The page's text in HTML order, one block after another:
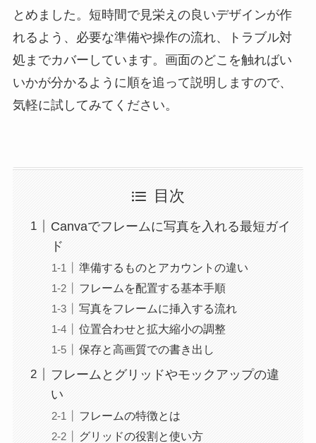
とめました。短時間で見栄えの良いデザインが作
れるよう、必要な準備や操作の流れ、トラブル対
処までカバーしています。画面のどこを触ればい
いかが分かるように順を追って説明しますので、
気軽に試してみてください。
目次
Canvaでフレームに写真を入れる最短ガイ
ド
準備するものとアカウントの違い
フレームを配置する基本手順
写真をフレームに挿入する流れ
位置合わせと拡大縮小の調整
保存と高画質での書き出し
フレームとグリッドやモックアップの違
い
フレームの特徴とは
グリッドの役割と使い方